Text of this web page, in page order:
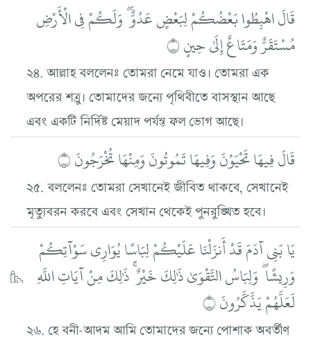
قَالَ اهْبِطُوا بَعْضُكُمْ لِبَعْضٍ عَدُوٌّ ۖ وَلَكُمْ فِي الْأَرْضِ
مُسْتَقَرٌّ وَمَتَاعٌ إِلَىٰ حِينٍ ۝
২৪. আল্লাহ বললেনঃ তোমরা নেমে যাও। তোমরা এক
অপরের শত্রু। তোমাদের জন্যে পৃথিবীতে বাসস্থান আছে
এবং একটি নির্দিষ্ট মেয়াদ পর্যন্ত ফল ভোগ আছে।
قَالَ فِيهَا تَحْيَوْنَ وَفِيهَا تَمُوتُونَ وَمِنْهَا تُخْرَجُونَ ۝
২৫. বললেনঃ তোমরা সেখানেই জীবিত থাকবে, সেখানেই
মৃত্যুবরন করবে এবং সেখান থেকেই পুনরুঙ্খিত হবে।
يَا بَنِي آدَمَ قَدْ أَنزَلْنَا عَلَيْكُمْ لِبَاسًا يُوَارِي سَوْآتِكُمْ
وَرِيشًا ۖ وَلِبَاسُ التَّقْوَىٰ ذَٰلِكَ خَيْرٌ ۚ ذَٰلِكَ مِنْ آيَاتِ اللَّهِ
لَعَلَّهُمْ يَذَّكَّرُونَ ۝
২৬. হে বনী-আদম আমি তোমাদের জন্যে পোশাক অবর্তীণ